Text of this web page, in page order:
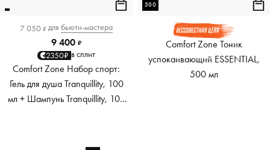
7 050 ₽ для бьюти-мастера
9 400 ₽
2350₽ в сплит
Comfort Zone Набор спорт:
Гель для душа Tranquillity, 100
мл + Шампунь Tranquillity, 100
500
Comfort Zone Тоник
успокаивающий ESSENTIAL,
500 мл